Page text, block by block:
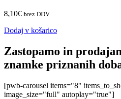
8,10€ brez DDV
Dodaj v košarico
Zastopamo in
znamke priznanih
[pwb-carousel items="8"
image_size="full" autoplay="true"]